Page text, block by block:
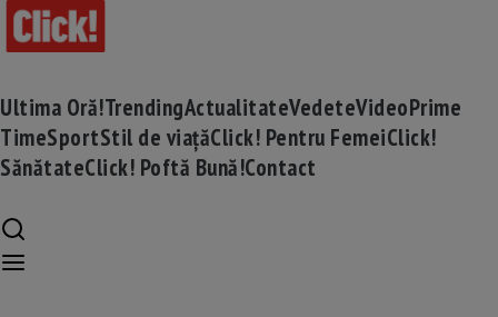
Ultima Oră!TrendingActualitateVedeteVideoPrime
TimeSportStil de viațăClick! Pentru FemeiClick!
SănătateClick! Poftă Bună!Contact